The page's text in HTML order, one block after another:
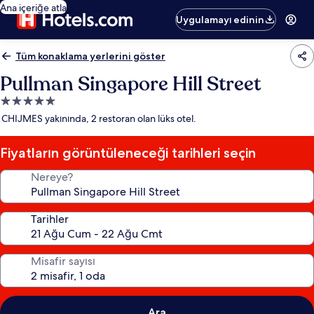
Ana içeriğe atla
Uygulamayı edinin
Tüm konaklama yerlerini göster
Pullman Singapore Hill Street
5.0
yıldızlı
yeri
CHIJMES yakınında, 2 restoran olan lüks otel.
Fiyatların görüntüleneceği tarihleri seçin
Nereye?
Tarihler
Misafir sayısı